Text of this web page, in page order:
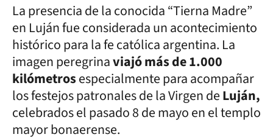
La presencia de la conocida “Tierna Madre”
en Luján fue considerada un acontecimiento
histórico para la fe católica argentina. La
imagen peregrinaviajó más de 1.000
kilómetrosespecialmente para acompañar
los festejos patronales de la Virgen deLuján,
celebrados el pasado 8 de mayo en el templo
mayor bonaerense.